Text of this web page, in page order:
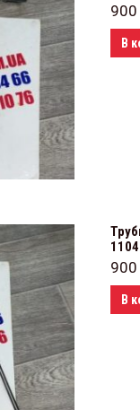
900
В
900
В